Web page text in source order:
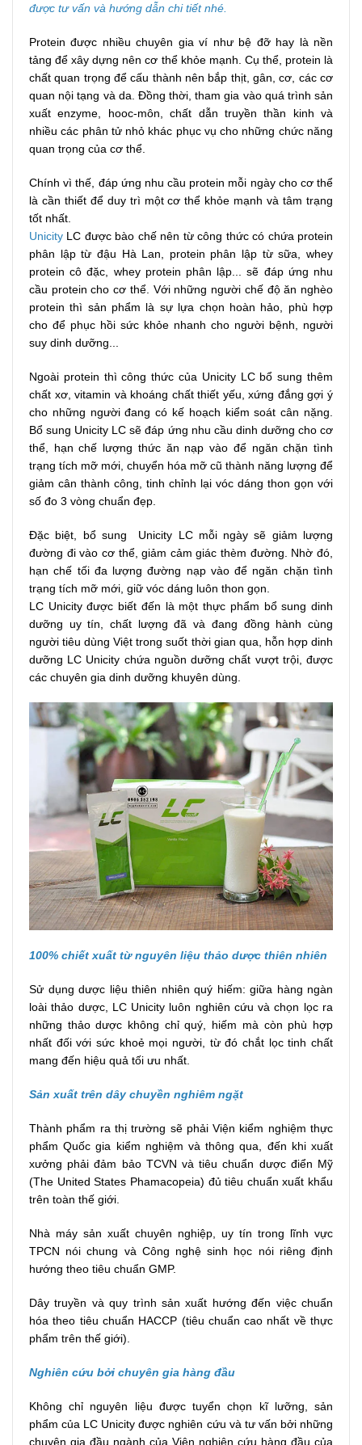
được tư vấn và hướng dẫn chi tiết nhé.
Protein được nhiều chuyên gia ví như bệ đỡ hay là nền
tảng để xây dựng nên cơ thể khỏe mạnh. Cụ thể, protein là
chất quan trọng để cấu thành nên bắp thịt, gân, cơ, các cơ
quan nội tạng và da. Đồng thời, tham gia vào quá trình sản
xuất enzyme, hooc-môn, chất dẫn truyền thần kinh và
nhiều các phân tử nhỏ khác phục vụ cho những chức năng
quan trọng của cơ thể.
Chính vì thế, đáp ứng nhu cầu protein mỗi ngày cho cơ thể
là cần thiết để duy trì một cơ thể khỏe mạnh và tâm trạng
tốt nhất.
Unicity LC được bào chế nên từ công thức có chứa protein
phân lập từ đậu Hà Lan, protein phân lập từ sữa, whey
protein cô đặc, whey protein phân lập... sẽ đáp ứng nhu
cầu protein cho cơ thể. Với những người chế độ ăn nghèo
protein thì sản phẩm là sự lựa chọn hoàn hảo, phù hợp
cho để phục hồi sức khỏe nhanh cho người bệnh, người
suy dinh dưỡng...
Ngoài protein thì công thức của Unicity LC bổ sung thêm
chất xơ, vitamin và khoáng chất thiết yếu, xứng đắng gợi ý
cho những người đang có kế hoạch kiểm soát cân nặng.
Bổ sung Unicity LC sẽ đáp ứng nhu cầu dinh dưỡng cho cơ
thể, hạn chế lượng thức ăn nạp vào để ngăn chặn tình
trạng tích mỡ mới, chuyển hóa mỡ cũ thành năng lượng để
giảm cân thành công, tinh chỉnh lại vóc dáng thon gọn với
số đo 3 vòng chuẩn đẹp.
Đặc biệt, bổ sung Unicity LC mỗi ngày sẽ giảm lượng
đường đi vào cơ thể, giảm cảm giác thèm đường. Nhờ đó,
hạn chế tối đa lượng đường nạp vào để ngăn chặn tình
trạng tích mỡ mới, giữ vóc dáng luôn thon gọn.
LC Unicity được biết đến là một thực phẩm bổ sung dinh
dưỡng uy tín, chất lượng đã và đang đồng hành cùng
người tiêu dùng Việt trong suốt thời gian qua, hỗn hợp dinh
dưỡng LC Unicity chứa nguồn dưỡng chất vượt trội, được
các chuyên gia dinh dưỡng khuyên dùng.
100% chiết xuất từ nguyên liệu thảo dược thiên nhiên
Sử dụng dược liệu thiên nhiên quý hiếm: giữa hàng ngàn
loài thảo dược, LC Unicity luôn nghiên cứu và chọn lọc ra
những thảo dược không chỉ quý, hiếm mà còn phù hợp
nhất đối với sức khoẻ mọi người, từ đó chắt lọc tinh chất
mang đến hiệu quả tối ưu nhất.
Sản xuất trên dây chuyền nghiêm ngặt
Thành phẩm ra thị trường sẽ phải Viện kiểm nghiệm thực
phẩm Quốc gia kiểm nghiệm và thông qua, đến khi xuất
xưởng phải đảm bảo TCVN và tiêu chuẩn dược điển Mỹ
(The United States Phamacopeia) đủ tiêu chuẩn xuất khẩu
trên toàn thế giới.
Nhà máy sản xuất chuyên nghiệp, uy tín trong lĩnh vực
TPCN nói chung và Công nghệ sinh học nói riêng định
hướng theo tiêu chuẩn GMP.
Dây truyền và quy trình sản xuất hướng đến việc chuẩn
hóa theo tiêu chuẩn HACCP (tiêu chuẩn cao nhất về thực
phẩm trên thế giới).
Nghiên cứu bởi chuyên gia hàng đầu
Không chỉ nguyên liệu được tuyển chọn kĩ lưỡng, sản
phẩm của LC Unicity được nghiên cứu và tư vấn bởi những
chuyên gia đầu ngành của Viện nghiên cứu hàng đầu của